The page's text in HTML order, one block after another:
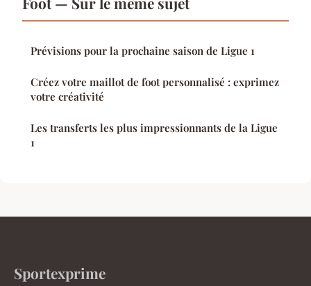
Prévisions pour la prochaine saison de Ligue 1
Créez votre maillot de foot personnalisé : exprimez
votre créativité
Les transferts les plus impressionnants de la Ligue
1
Sportexprime